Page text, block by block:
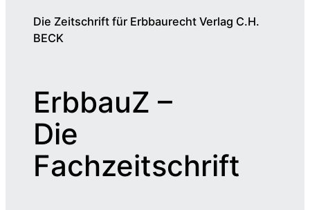
Die Zeitschrift für Erbbaurecht Verlag C.H.
BECK
ErbbauZ –
Die
Fachzeitschrift